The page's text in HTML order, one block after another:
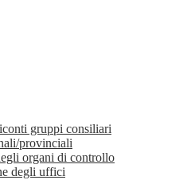
gruppi consiliari
provinciali
organi di controllo
degli uffici